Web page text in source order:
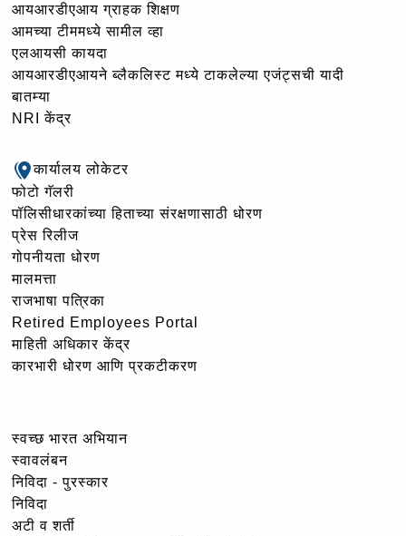
आयआरडीएआय ग्राहक शिक्षण
आमच्या टीममध्ये सामील व्हा
एलआयसी कायदा
आयआरडीएआयने ब्लैकलिस्ट मध्ये टाकलेल्या एजंट्सची यादी
बातम्या
NRI केंद्र
कार्यालय लोकेटर
फोटो गॅलरी
पॉलिसीधारकांच्या हिताच्या संरक्षणासाठी धोरण
प्रेस रिलीज
गोपनीयता धोरण
मालमत्ता
राजभाषा पत्रिका
Retired Employees Portal
माहिती अधिकार केंद्र
कारभारी धोरण आणि प्रकटीकरण
स्वच्छ भारत अभियान
स्वावलंबन
निविदा - पुरस्कार
निविदा
अटी व शर्ती